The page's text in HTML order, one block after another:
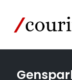
content